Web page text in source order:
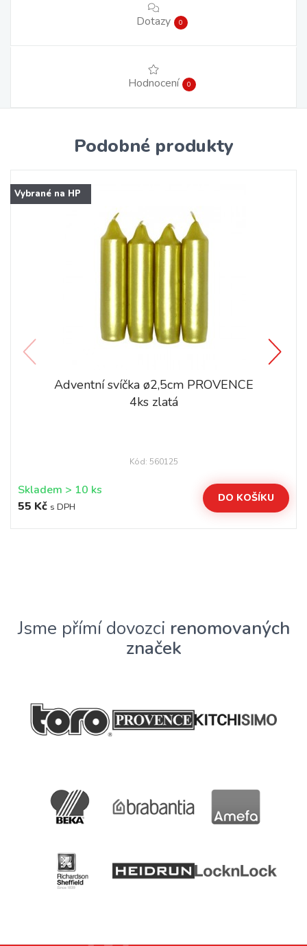
Dotazy 0
Hodnocení 0
Podobné produkty
Vybrané na HP
Adventní svíčka ø2,5cm PROVENCE
4ks zlatá
Kód: 560125
Skladem > 10 ks
55 Kč s DPH
DO KOŠÍKU
Jsme přímí dovozci renomovaných
značek